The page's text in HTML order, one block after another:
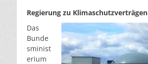
Regierung zu Klimaschutzverträgen
Das
Bunde
sminist
erium